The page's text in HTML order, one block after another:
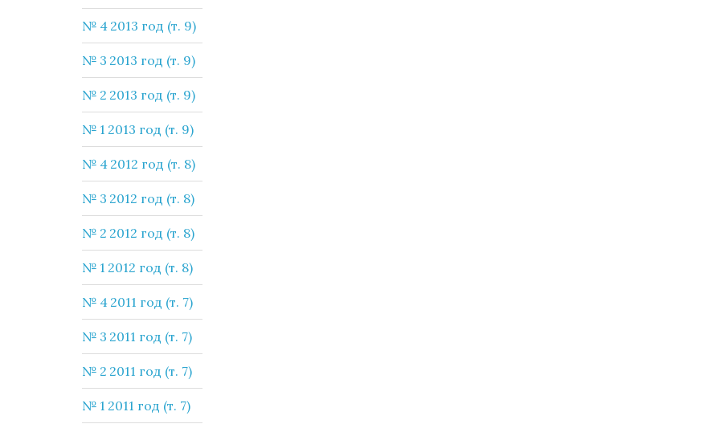
№ 4 2013 год (т. 9)
№ 3 2013 год (т. 9)
№ 2 2013 год (т. 9)
№ 1 2013 год (т. 9)
№ 4 2012 год (т. 8)
№ 3 2012 год (т. 8)
№ 2 2012 год (т. 8)
№ 1 2012 год (т. 8)
№ 4 2011 год (т. 7)
№ 3 2011 год (т. 7)
№ 2 2011 год (т. 7)
№ 1 2011 год (т. 7)